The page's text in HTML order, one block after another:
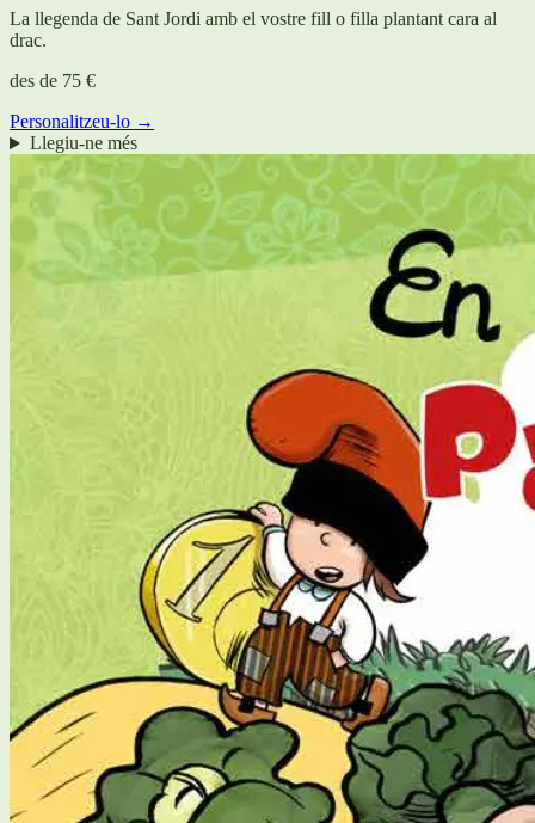
La llegenda de Sant Jordi amb el vostre fill o filla plantant cara al
drac.
des de 75 €
Personalitzeu-lo →
Llegiu-ne més